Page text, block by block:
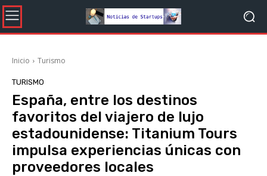
Inicio Turismo
TURISMO
España, entre los destinos
favoritos del viajero de lujo
estadounidense: Titanium Tours
impulsa experiencias únicas con
proveedores locales